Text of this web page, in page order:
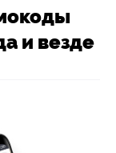
и везде